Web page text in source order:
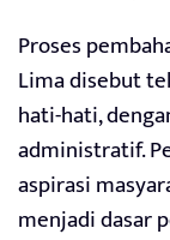
Proses
Lima disebut
hati-hati,
administratif.
aspirasi
menjadi dasar